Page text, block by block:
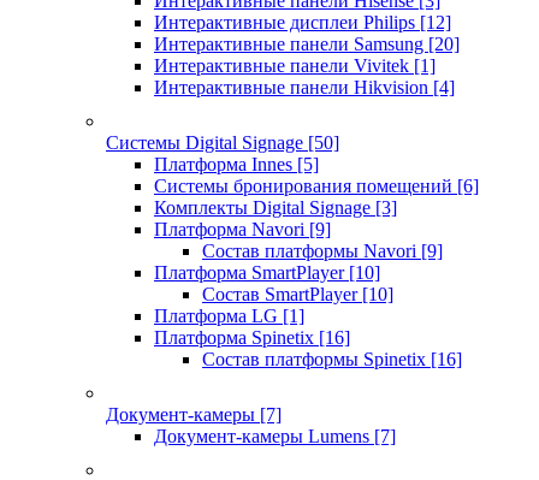
Интерактивные дисплеи Philips [12]
Интерактивные панели Samsung [20]
Интерактивные панели Vivitek [1]
Интерактивные панели Hikvision [4]
Системы Digital Signage [50]
Платформа Innes [5]
Системы бронирования помещений [6]
Комплекты Digital Signage [3]
Платформа Navori [9]
Состав платформы Navori [9]
Платформа SmartPlayer [10]
Состав SmartPlayer [10]
Платформа LG [1]
Платформа Spinetix [16]
Состав платформы Spinetix [16]
Документ-камеры [7]
Документ-камеры Lumens [7]